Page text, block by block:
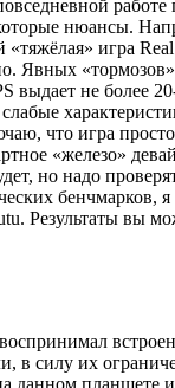
работе
нюансы.
игра
Явных
выдает не более
что игра
«железо»
но надо
бенчмарков, я
Результаты вы
в силу их